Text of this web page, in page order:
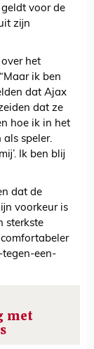
voor de
zijn
over het
ik ben
dat Ajax
dat ze
hoe ik in het
speler.
Ik ben blij
dat de
voorkeur is
sterkste
tegen-een-
met